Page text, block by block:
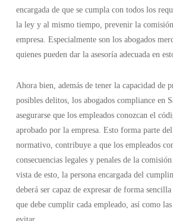
encargada de que se cumpla con todos los
la ley y al mismo tiempo, prevenir la
empresa. Especialmente son los abogados
quienes pueden dar la asesoría adecuada en
Ahora bien, además de tener la capacidad de
posibles delitos, los abogados compliance en
asegurarse que los empleados conozcan el
aprobado por la empresa. Esto forma parte
normativo, contribuye a que los empleados
consecuencias legales y penales de la
vista de esto, la persona encargada del
deberá ser capaz de expresar de forma
que debe cumplir cada empleado, así como